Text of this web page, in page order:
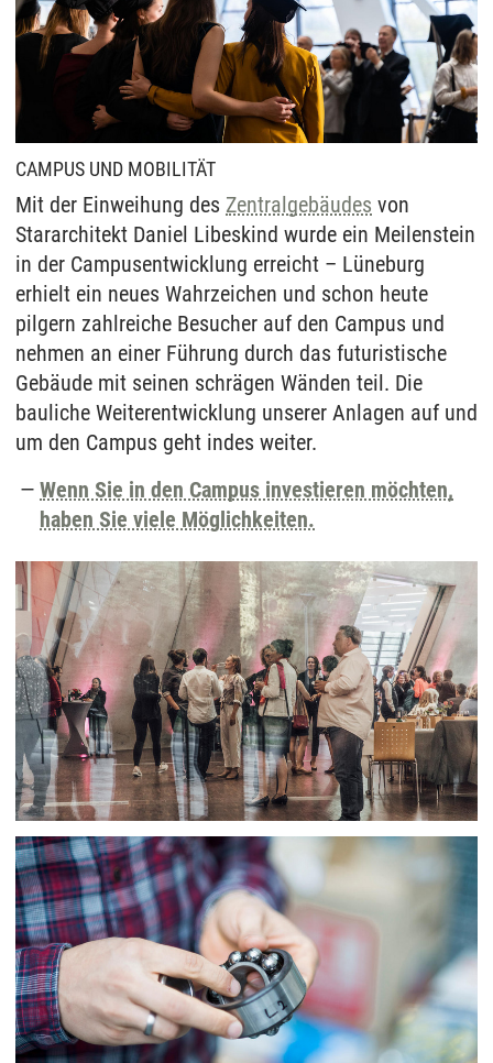
CAMPUS UND MOBILITÄT
Mit der Einweihung des Zentralgebäudes von
Stararchitekt Daniel Libeskind wurde ein Meilenstein
in der Campusentwicklung erreicht – Lüneburg
erhielt ein neues Wahrzeichen und schon heute
pilgern zahlreiche Besucher auf den Campus und
nehmen an einer Führung durch das futuristische
Gebäude mit seinen schrägen Wänden teil. Die
bauliche Weiterentwicklung unserer Anlagen auf und
um den Campus geht indes weiter.
Wenn Sie in den Campus investieren möchten,
haben Sie viele Möglichkeiten.